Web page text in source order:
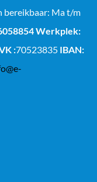
bereikbaar: Ma t/m
Werkplek:
:70523835 IBAN: